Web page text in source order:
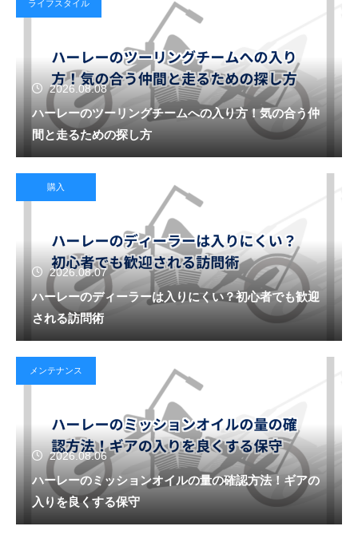
ライフスタイル
2026.08.08
ハーレーのツーリングチームへの入り方！気の合う仲
間と走るための探し方
購入
2026.08.07
ハーレーのディーラーは入りにくい？初心者でも歓迎
される訪問術
メンテナンス
2026.08.06
ハーレーのミッションオイルの量の確認方法！ギアの
入りを良くする保守